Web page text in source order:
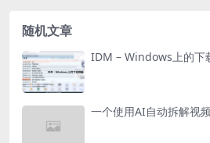
随机文章
IDM – Windows上的下
一个使用AI自动拆解视